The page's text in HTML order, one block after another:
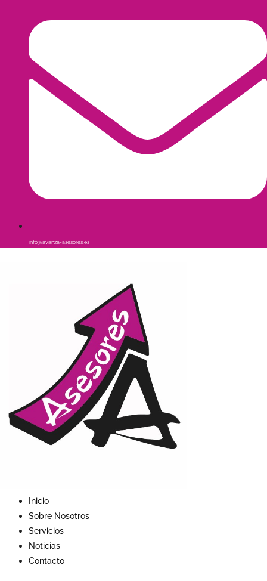
info@avanza-asesores.es
Inicio
Sobre Nosotros
Servicios
Noticias
Contacto